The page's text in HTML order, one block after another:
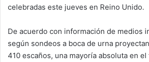
celebradas este jueves en Reino Unido.
De acuerdo con información de medios
según sondeos a boca de urna
410 escaños, una mayoría absoluta en